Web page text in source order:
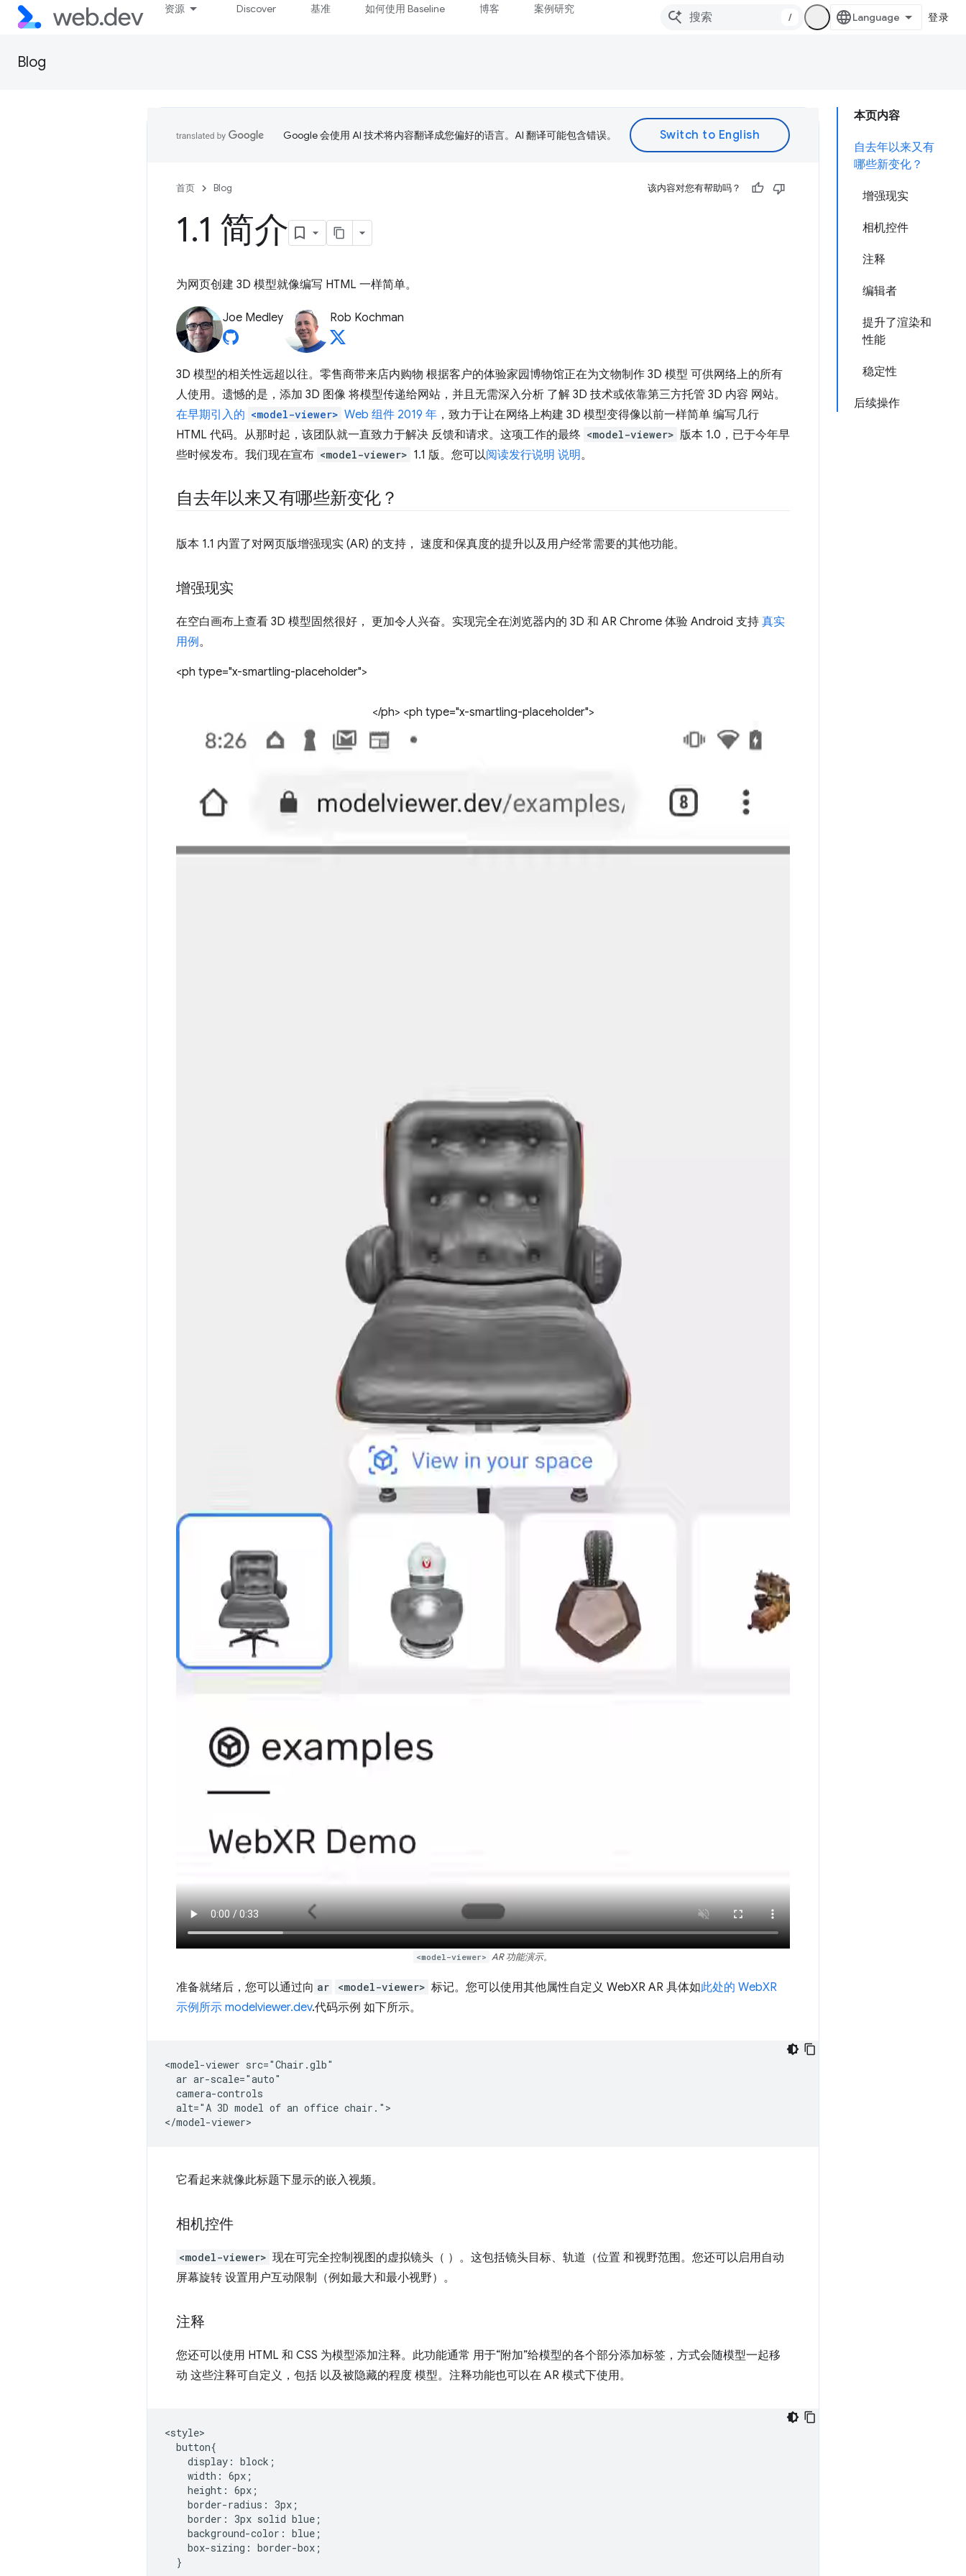
资源 Discover 基准 如何使用 Baseline 博客 案例研究
/ 登录
Blog
本页内容
自去年以来又有
哪些新变化？
增强现实
相机控件
注释
编辑者
提升了渲染和
性能
稳定性
后续操作
Google 会使用 AI 技术将内容翻译成您偏好的语言。AI 翻译可能包含错误。
首页 Blog 该内容对您有帮助吗？
1.1 简介
为网页创建 3D 模型就像编写 HTML 一样简单。
Joe Medley Rob Kochman
3D 模型的相关性远超以往。零售商带来店内购物 根据客户的体验家园博物馆正在为文物制作 3D 模型 可供网络上的所有
人使用。遗憾的是，添加 3D 图像 将模型传递给网站，并且无需深入分析 了解 3D 技术或依靠第三方托管 3D 内容 网站。
在早期引入的 <model-viewer> Web 组件 2019 年 ，致力于让在网络上构建 3D 模型变得像以前一样简单 编写几行
HTML 代码。从那时起，该团队就一直致力于解决 反馈和请求。这项工作的最终 <model-viewer> 版本 1.0，已于今年早
些时候发布。我们现在宣布 <model-viewer> 1.1 版。您可以阅读发行说明 说明。
自去年以来又有哪些新变化？
版本 1.1 内置了对网页版增强现实 (AR) 的支持， 速度和保真度的提升以及用户经常需要的其他功能。
增强现实
在空白画布上查看 3D 模型固然很好， 更加令人兴奋。实现完全在浏览器内的 3D 和 AR Chrome 体验 Android 支持 真实
用例。
<ph type="x-smartling-placeholder">
</ph> <ph type="x-smartling-placeholder">
<model-viewer> AR 功能演示。
准备就绪后，您可以通过向 ar <model-viewer> 标记。您可以使用其他属性自定义 WebXR AR 具体如此处的 WebXR
示例所示 modelviewer.dev.代码示例 如下所示。
<model-viewer src="Chair.glb"
  ar ar-scale="auto"
  camera-controls
  alt="A 3D model of an office chair.">
它看起来就像此标题下显示的嵌入视频。
相机控件
<model-viewer> 现在可完全控制视图的虚拟镜头（ ）。这包括镜头目标、轨道（位置 和视野范围。您还可以启用自动
屏幕旋转 设置用户互动限制（例如最大和最小视野）。
注释
您还可以使用 HTML 和 CSS 为模型添加注释。此功能通常 用于“附加”给模型的各个部分添加标签，方式会随模型一起移
动 这些注释可自定义，包括 以及被隐藏的程度 模型。注释功能也可以在 AR 模式下使用。
<style>
  button{
    display: block;
    width: 6px;
    height: 6px;
    border-radius: 3px;
    border: 3px solid blue;
    background-color: blue;
    box-sizing: border-box;
  }